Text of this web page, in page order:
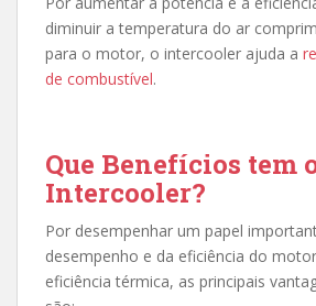
diminuir a temperatura do ar
para o motor, o intercooler ajuda a
de combustível.
Que Benefícios tem
Intercooler?
Por desempenhar um papel
desempenho e da eficiência do
eficiência térmica, as principais